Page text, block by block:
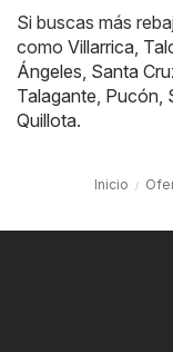
Si buscas más
como Villarrica,
Ángeles, Santa
Talagante, Pucón,
Quillota.
Inicio